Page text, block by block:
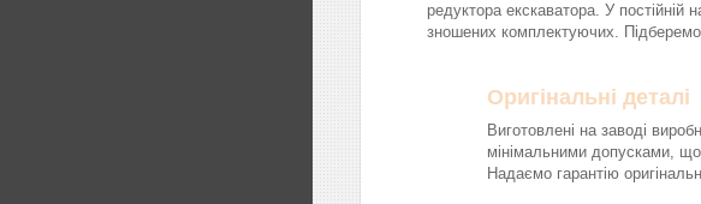
редуктора екскаватора. У постійній
зношених комплектуючих.
Оригінальні деталі
Виготовлені на заводі
мінімальними допусками,
Надаємо гарантію